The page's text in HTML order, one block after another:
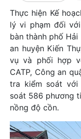
Thực hiện Kế
lý vi phạm đối
bàn thành phố
an huyện Kiến
vụ và phối hợp
CATP, Công an
tra kiểm soát với
soát 586 phương
nồng độ cồn.